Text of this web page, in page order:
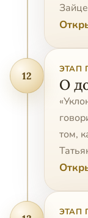
12
ЭТАП
О
том,
ЭТАП